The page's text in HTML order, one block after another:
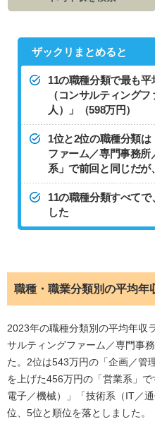
ザックリまとめると
11の職種分類で最も
（コンサルティング
人）」（598万円）
1位と2位の職種分類
ファーム／専門事務
系」で前回と同じだが
11の職種分類すべて
した
職種・職業分類別の平均年
2023年の職種分類別の平均年収
サルティングファーム／専門事
た。2位は543万円の「企画／管
を上げた456万円の「営業系」
電子／機械）」「技術系（IT／
位、5位と順位を落としました。